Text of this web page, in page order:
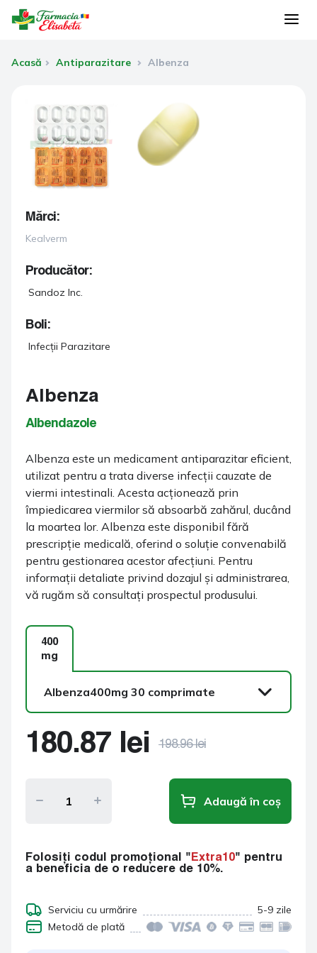
Acasă Antiparazitare Albenza
Mărci:
Kealverm
Producător:
Sandoz Inc.
Boli:
Infecții Parazitare
Albenza
Albendazole
Albenza este un medicament antiparazitar eficient,
utilizat pentru a trata diverse infecții cauzate de
viermi intestinali. Acesta acționează prin
împiedicarea viermilor să absoarbă zahărul, ducând
la moartea lor. Albenza este disponibil fără
prescripție medicală, oferind o soluție convenabilă
pentru gestionarea acestor afecțiuni. Pentru
informații detaliate privind dozajul și administrarea,
vă rugăm să consultați prospectul produsului.
400
mg
Albenza400mg 30 comprimate
400mg 30 comprimate
Albenza
400mg 120
comprimate
400mg 180
comprimate
180.87 lei 198.96lei
Adaugă în coș
Folosiți codul promoțional " Extra10" pentru
a beneficia de o reducere de 10%.
Serviciu cu urmărire
5-9 zile
Metodă de plată